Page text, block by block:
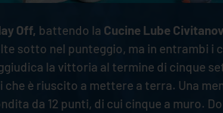
Off, battendo la Cucine Lube
sotto nel punteggio, ma in entrambi i
la vittoria al termine di cinque
è riuscito a mettere a terra. Una
da 12 punti, di cui cinque a muro.